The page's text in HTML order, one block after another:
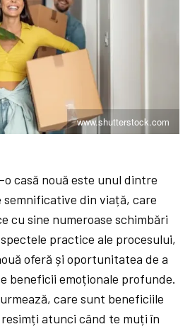
www.shutterstock.com
casă nouă este unul dintre
semnificative din viață, care
cu sine numeroase schimbări
practice ale procesului,
oferă și oportunitatea de a
beneficii emoționale profunde.
care sunt beneficiile
atunci când te muți în